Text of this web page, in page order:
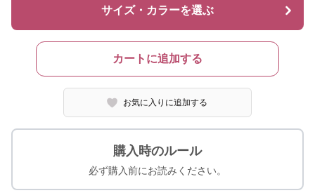
サイズ・カラーを選ぶ
カートに追加する
お気に入りに追加する
購入時のルール
必ず購入前にお読みください。